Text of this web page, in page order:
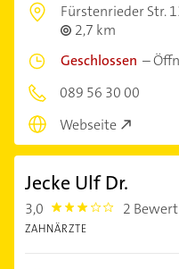
Fürstenrieder Str.
2,7 km
Geschlossen –
089 56 30 00
Webseite
Jecke Ulf Dr.
3,0 3.0 2
ZAHNÄRZTE